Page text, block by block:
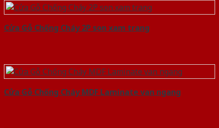
Cửa Gỗ Chống Cháy 2P son xam trang
Cửa Gỗ Chống Cháy MDF Laminate van ngang